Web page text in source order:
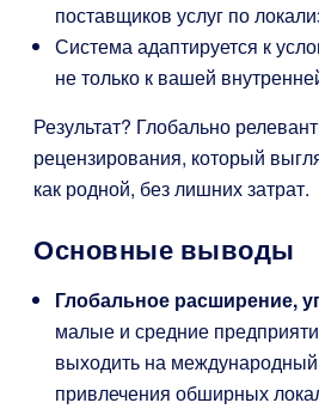
поставщиков услуг по
Система адаптируется к
не только к вашей
Результат? Глобально
рецензирования, который
как родной, без лишних затрат.
Основные выводы
Глобальное расширение,
малые и средние
выходить на
привлечения обширных